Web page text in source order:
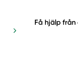
Få hjälp